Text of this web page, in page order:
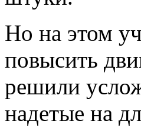
Но на этом
повысить
решили
надетые на